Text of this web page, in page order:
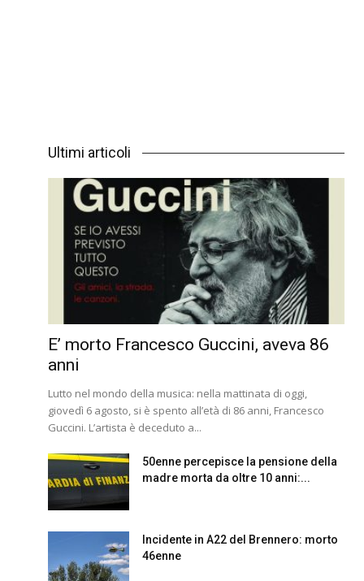
Ultimi articoli
E’ morto Francesco Guccini, aveva 86
anni
Lutto nel mondo della musica: nella mattinata di oggi,
giovedì 6 agosto, si è spento all’età di 86 anni, Francesco
Guccini. L’artista è deceduto a...
50enne percepisce la pensione della
madre morta da oltre 10 anni:...
Incidente in A22 del Brennero: morto
46enne